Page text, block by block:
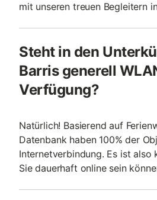
mit unseren treuen Begleitern
Steht in den
Barris generell
Verfügung?
Natürlich! Basierend auf
Datenbank haben 100% der
Internetverbindung. Es ist also
Sie dauerhaft online sein